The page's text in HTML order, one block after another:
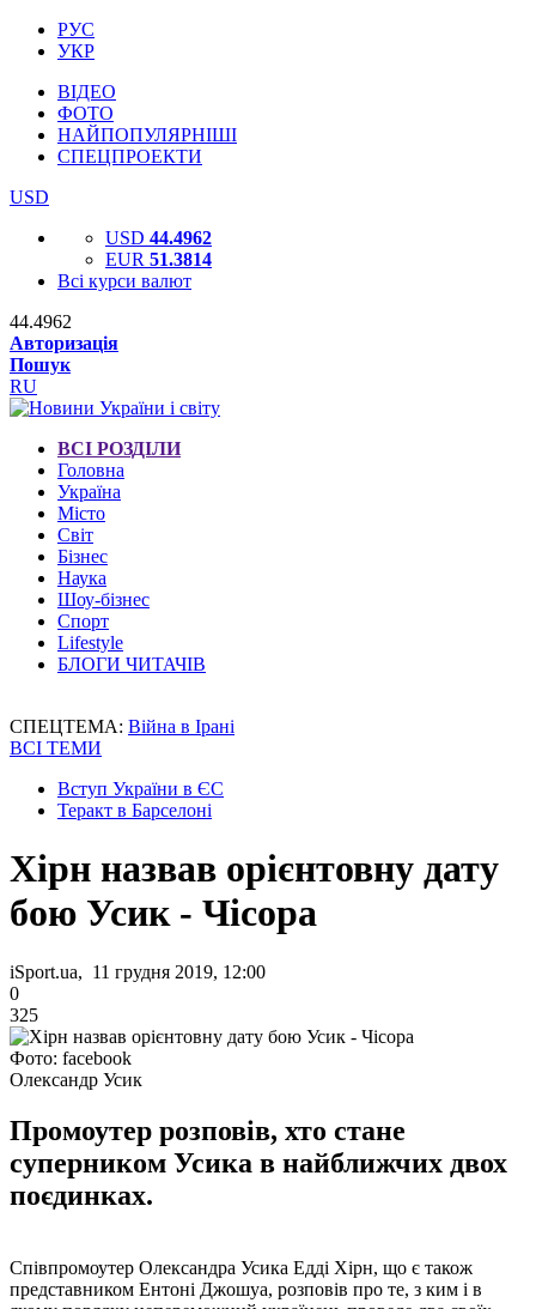
РУС
УКР
ВІДЕО
ФОТО
НАЙПОПУЛЯРНІШІ
СПЕЦПРОЕКТИ
USD
USD 44.4962
EUR 51.3814
Всі курси валют
44.4962
Авторизація
Пошук
RU
ВСІ РОЗДІЛИ
Головна
Україна
Місто
Світ
Бізнес
Наука
Шоу-бізнес
Спорт
Lifestyle
БЛОГИ ЧИТАЧІВ
СПЕЦТЕМА: Війна в Ірані
ВСІ ТЕМИ
Вступ України в ЄС
Теракт в Барселоні
Хірн назвав орієнтовну дату
бою Усик - Чісора
iSport.ua, 11 грудня 2019, 12:00
0
325
Фото: facebook
Олександр Усик
Промоутер розповів, хто стане
суперником Усика в найближчих двох
поєдинках.
Співпромоутер Олександра Усика Едді Хірн, що є також
представником Ентоні Джошуа, розповів про те, з ким і в